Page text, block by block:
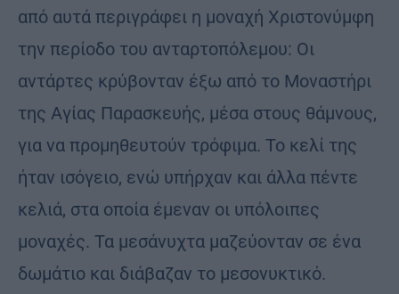
από αυτά περιγράφει η μοναχή Χριστονύμφη
την περίοδο του ανταρτοπόλεμου: Οι
αντάρτες κρύβονταν έξω από το Μοναστήρι
της Αγίας Παρασκευής, μέσα στους θάμνους,
για να προμηθευτούν τρόφιμα. Το κελί της
ήταν ισόγειο, ενώ υπήρχαν και άλλα πέντε
κελιά, στα οποία έμεναν οι υπόλοιπες
μοναχές. Τα μεσάνυχτα μαζεύονταν σε ένα
δωμάτιο και διάβαζαν το μεσονυκτικό.